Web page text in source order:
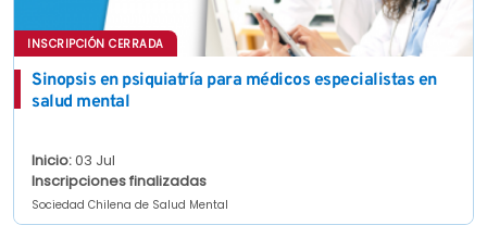
INSCRIPCIÓN CERRADA
Sinopsis en psiquiatría para médicos especialistas en
salud mental
Inicio:03 Jul
Inscripciones finalizadas
Sociedad Chilena de Salud Mental